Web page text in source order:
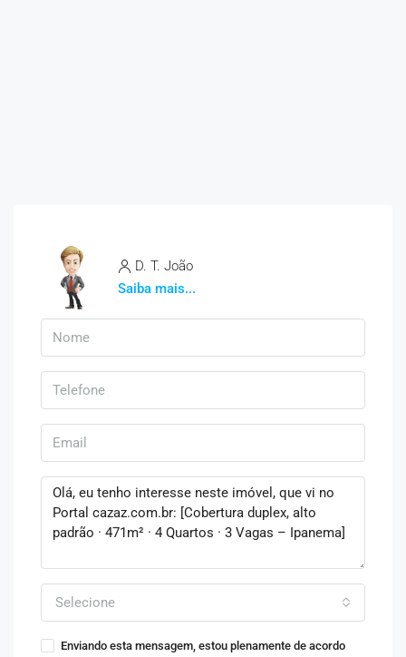
D. T. João
Saiba mais...
Selecione
Enviando esta mensagem, estou plenamente de acordo